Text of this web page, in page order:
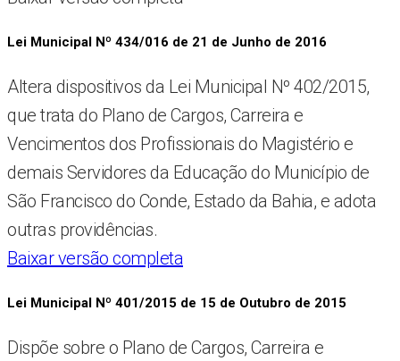
Lei Municipal Nº 434/016 de 21 de Junho de 2016
Altera dispositivos da Lei Municipal Nº 402/2015,
que trata do Plano de Cargos, Carreira e
Vencimentos dos Profissionais do Magistério e
demais Servidores da Educação do Município de
São Francisco do Conde, Estado da Bahia, e adota
outras providências.
Baixar versão completa
Lei Municipal Nº 401/2015 de 15 de Outubro de 2015
Dispõe sobre o Plano de Cargos, Carreira e